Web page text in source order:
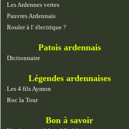
Les Ardennes vertes
Pauvres Ardennais
Rouler à l' électrique ?
Patois ardennais
Dictionnaire
Légendes ardennaises
Les 4 fils Aymon
Roc la Tour
Bon à savoir